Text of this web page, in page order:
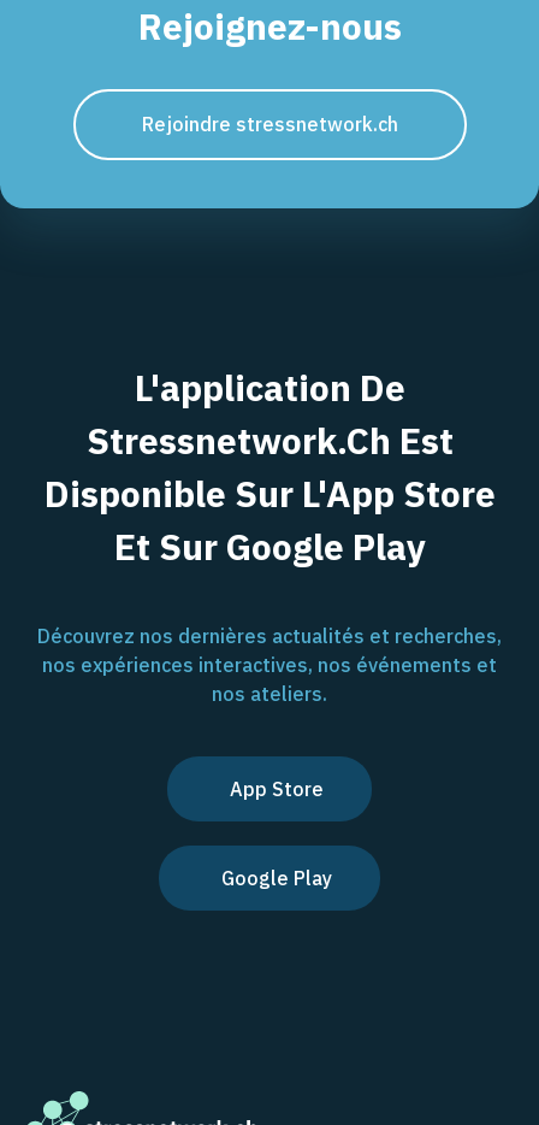
Rejoignez-nous
Rejoindre stressnetwork.ch
L'application De
Stressnetwork.ch Est
Disponible Sur L'App Store
Et Sur Google Play
Découvrez nos dernières actualités et recherches,
nos expériences interactives, nos événements et
nos ateliers.
App Store
Google Play